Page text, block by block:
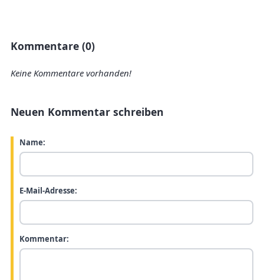
Kommentare (0)
Keine Kommentare vorhanden!
Neuen Kommentar schreiben
Name:
E-Mail-Adresse:
Kommentar: